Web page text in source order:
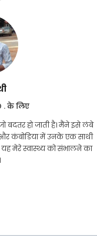
. के लिए
बदतर हो जाती है। मैंने इसे लंबे
कंबोडिया में उनके एक साथी
मेरे स्वास्थ्य को संभालने का